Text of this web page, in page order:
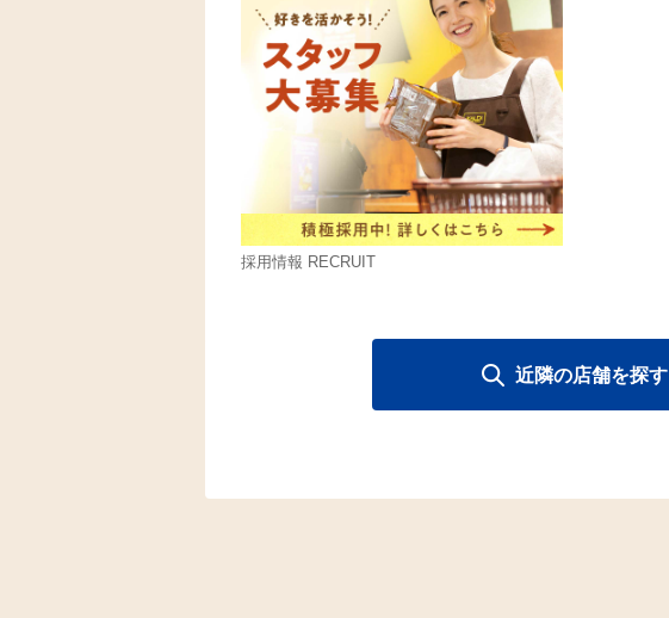
採用情報 RECRUIT
近隣の店舗を探す